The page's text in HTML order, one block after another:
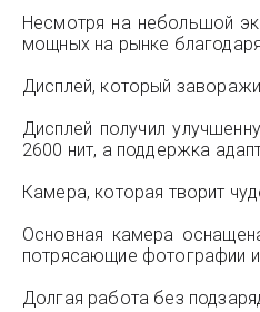
Несмотря на небольшой
мощных на рынке
Дисплей, который
Дисплей получил
2600 нит, а поддержка
Камера, которая творит
Основная камера
потрясающие фотографии
Долгая работа без